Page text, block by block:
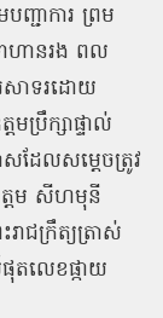
ញ្ជាការ ព្រម
ហានរង ពល
សាទរដោយ
ប្រឹក្សាផ្ទាល់
សដែលសម្ដេចត្រូវ
ត្តម សីហមុនី
ាជក្រឹត្យត្រាស់
ផុតលេខផ្កាយ